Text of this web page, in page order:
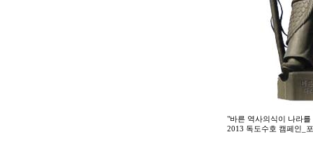
"바른 역사의식이 나라를
2013 독도수호 캠페인_